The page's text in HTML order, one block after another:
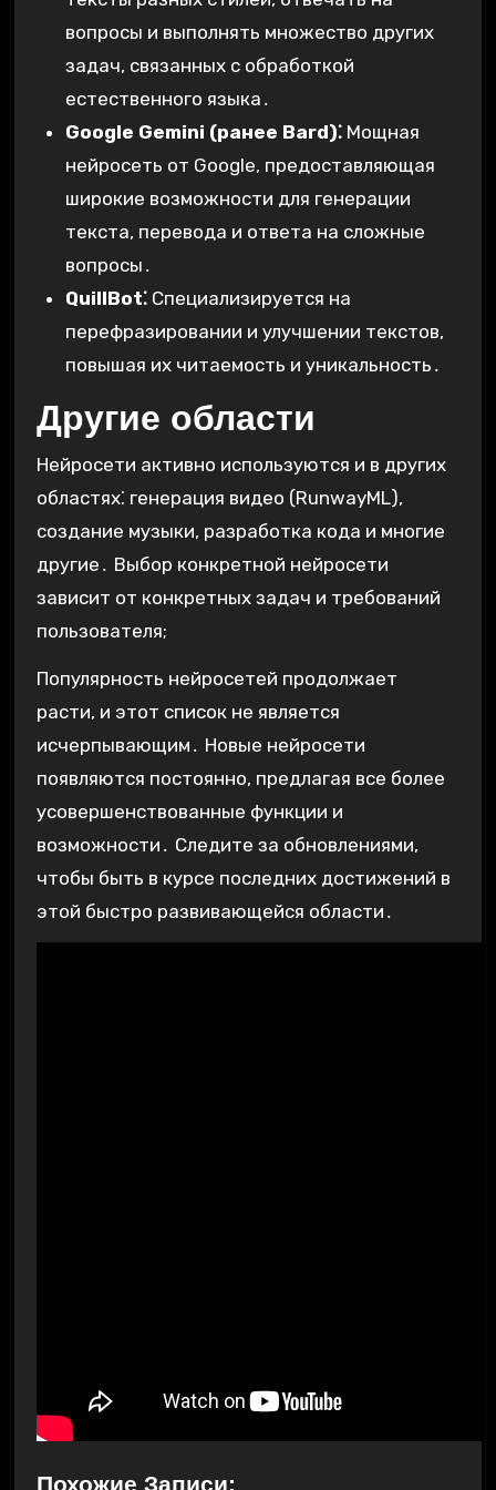
вопросы и выполнять множество других
задач, связанных с обработкой
естественного языка․
Google Gemini (ранее Bard)⁚Мощная
нейросеть от Google, предоставляющая
широкие возможности для генерации
текста, перевода и ответа на сложные
вопросы․
QuillBot⁚Специализируется на
перефразировании и улучшении текстов,
повышая их читаемость и уникальность․
Другие области
Нейросети активно используются и в других
областях⁚ генерация видео (RunwayML),
создание музыки, разработка кода и многие
другие․ Выбор конкретной нейросети
зависит от конкретных задач и требований
пользователя;
Популярность нейросетей продолжает
расти, и этот список не является
исчерпывающим․ Новые нейросети
появляются постоянно, предлагая все более
усовершенствованные функции и
возможности․ Следите за обновлениями,
чтобы быть в курсе последних достижений в
этой быстро развивающейся области․